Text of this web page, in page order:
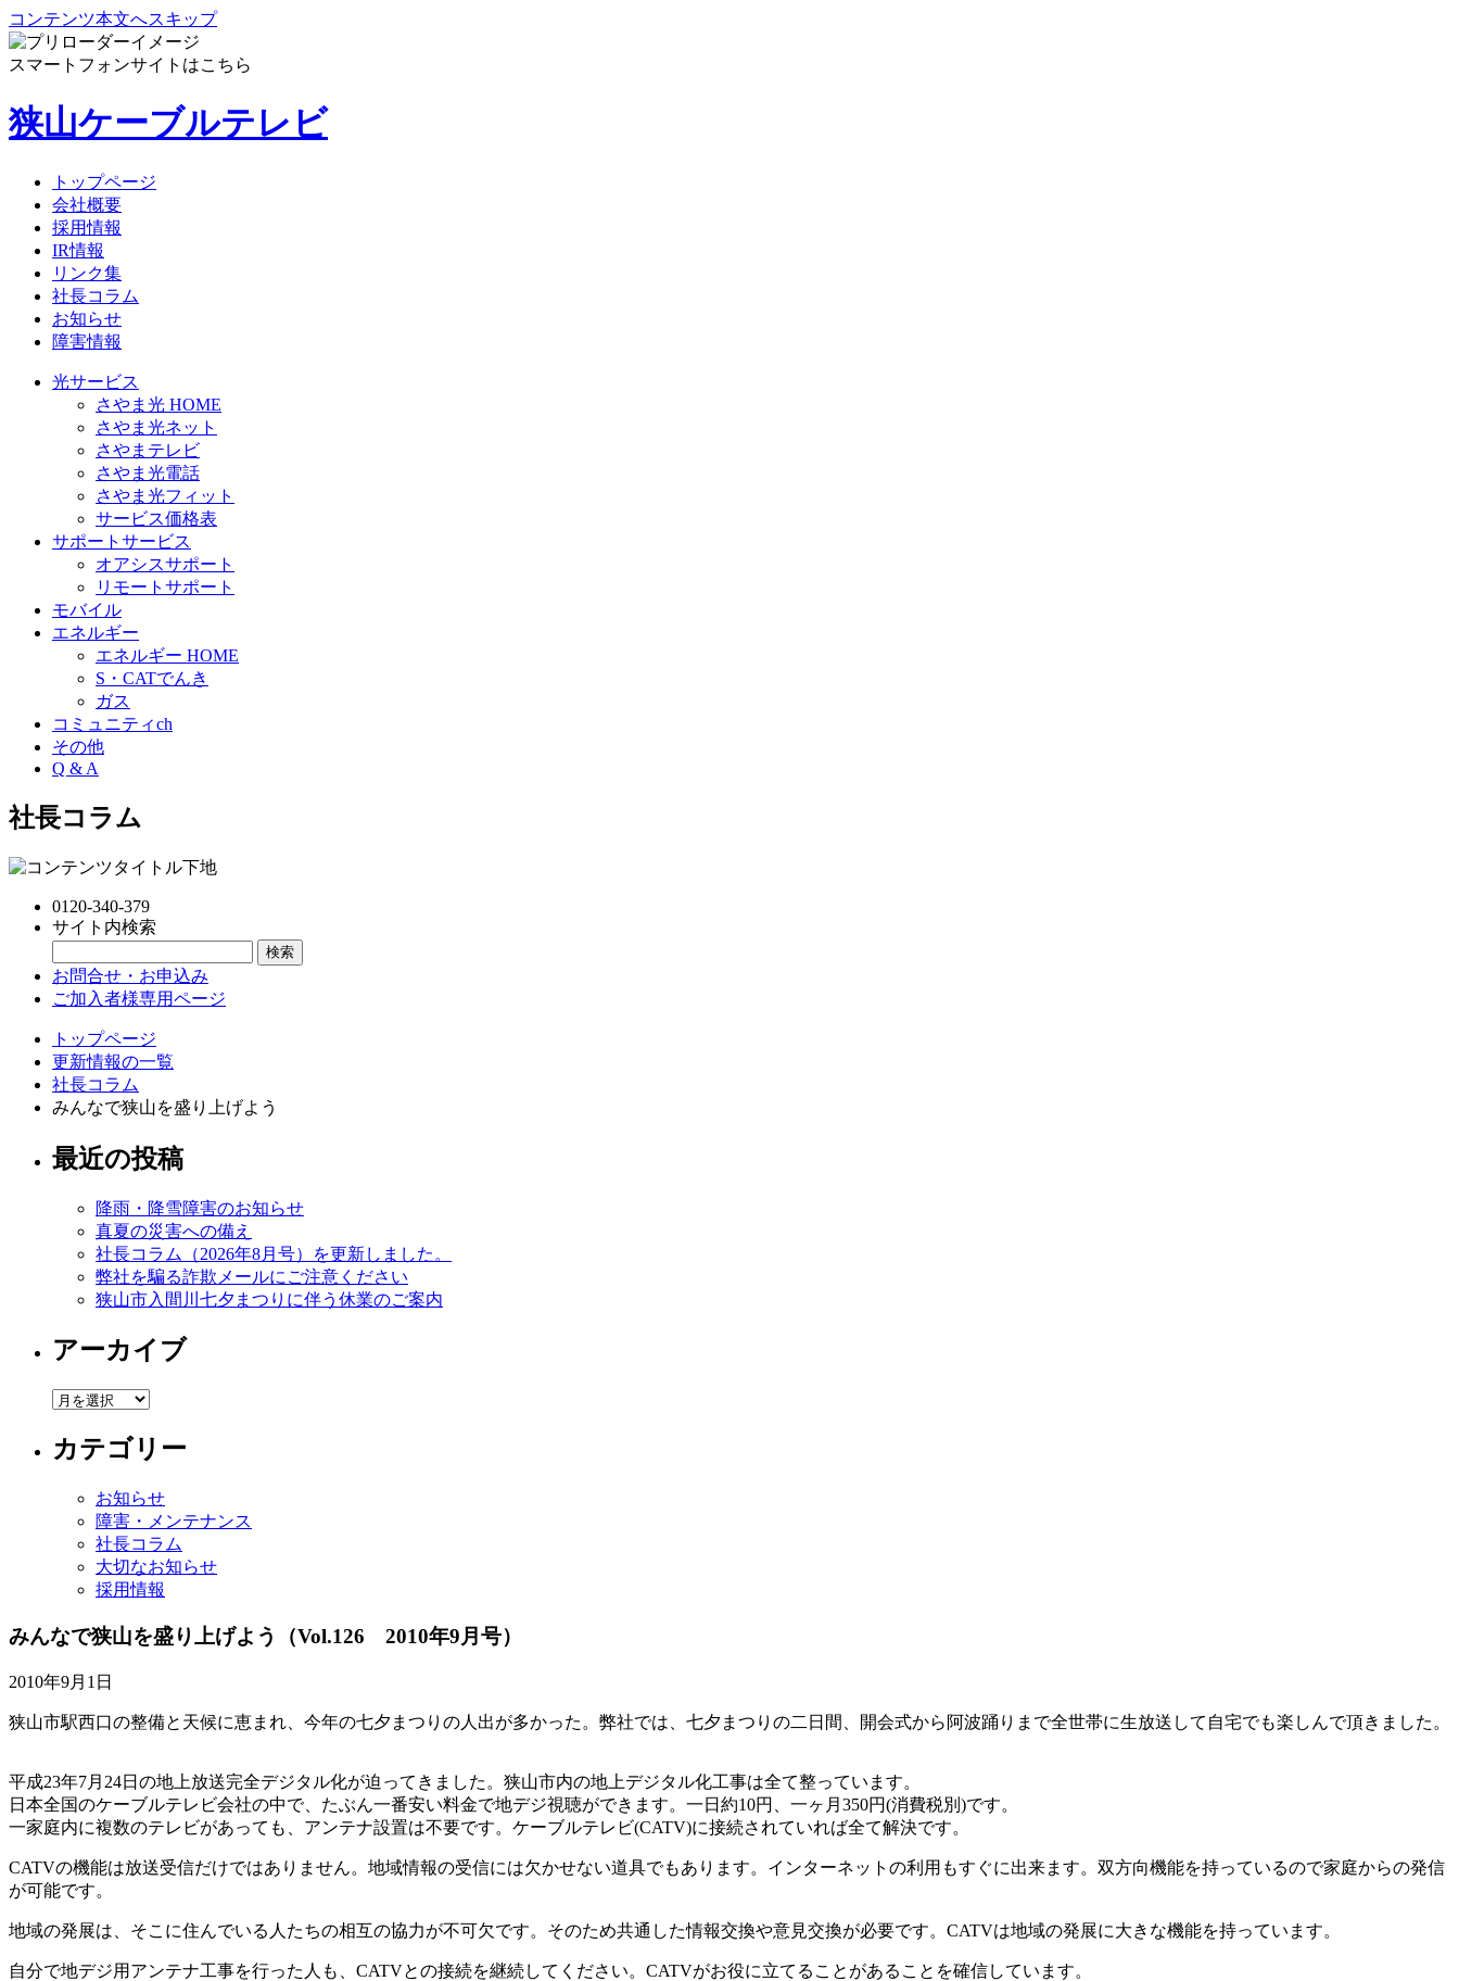
コンテンツ本文へスキップ
スマートフォンサイトはこちら
狭山ケーブルテレビ
トップページ
会社概要
採用情報
IR情報
リンク集
社長コラム
お知らせ
障害情報
光サービス
さやま光 HOME
さやま光ネット
さやまテレビ
さやま光電話
さやま光フィット
サービス価格表
サポートサービス
オアシスサポート
リモートサポート
モバイル
エネルギー
エネルギー HOME
S・CATでんき
ガス
コミュニティch
その他
Q & A
社長コラム
0120-340-379
サイト内検索
お問合せ・お申込み
ご加入者様専用ページ
トップページ
更新情報の一覧
社長コラム
みんなで狭山を盛り上げよう
最近の投稿
降雨・降雪障害のお知らせ
真夏の災害への備え
社長コラム（2026年8月号）を更新しました。
弊社を騙る詐欺メールにご注意ください
狭山市入間川七夕まつりに伴う休業のご案内
アーカイブ
ア
カ
イ
カテゴリー
お知らせ
障害・メンテナンス
社長コラム
大切なお知らせ
採用情報
みんなで狭山を盛り上げよう （Vol.126 2010年9月号）
2010年9月1日
狭山市駅西口の整備と天候に恵まれ、今年の七夕まつりの人出が多かった。弊社では、七夕まつりの二日間、開会式から阿波踊りまで全世帯に生放送して自宅でも楽しんで頂きました。
平成23年7月24日の地上放送完全デジタル化が迫ってきました。狭山市内の地上デジタル化工事は全て整っています。
日本全国のケーブルテレビ会社の中で、たぶん一番安い料金で地デジ視聴ができます。一日約10円、一ヶ月350円(消費税別)です。
一家庭内に複数のテレビがあっても、アンテナ設置は不要です。ケーブルテレビ(CATV)に接続されていれば全て解決です。
CATVの機能は放送受信だけではありません。地域情報の受信には欠かせない道具でもあります。インターネットの利用もすぐに出来ます。双方向機能を持っているので家庭からの発信
が可能です。
地域の発展は、そこに住んでいる人たちの相互の協力が不可欠です。そのため共通した情報交換や意見交換が必要です。CATVは地域の発展に大きな機能を持っています。
自分で地デジ用アンテナ工事を行った人も、CATVとの接続を継続してください。CATVがお役に立てることがあることを確信しています。